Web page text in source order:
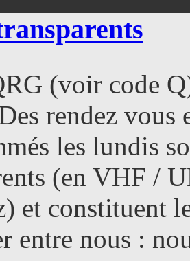
(voir code
rendez
les lundis
(en VHF /
et constituent
entre nous :